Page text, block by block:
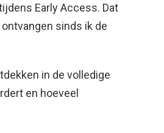
Early Access. Dat
sinds ik de
in de volledige
en hoeveel